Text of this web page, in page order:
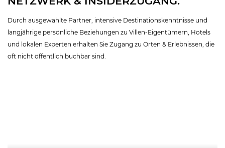
Durch ausgewählte Partner, intensive Destinationskenntnisse und
langjährige persönliche Beziehungen zu Villen-Eigentümern, Hotels
und lokalen Experten erhalten Sie Zugang zu Orten & Erlebnissen, die
oft nicht öffentlich buchbar sind.